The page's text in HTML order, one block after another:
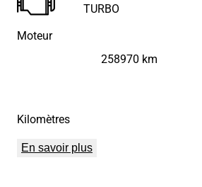
Moteur
TURBO
Kilomètres
258970 km
En savoir plus